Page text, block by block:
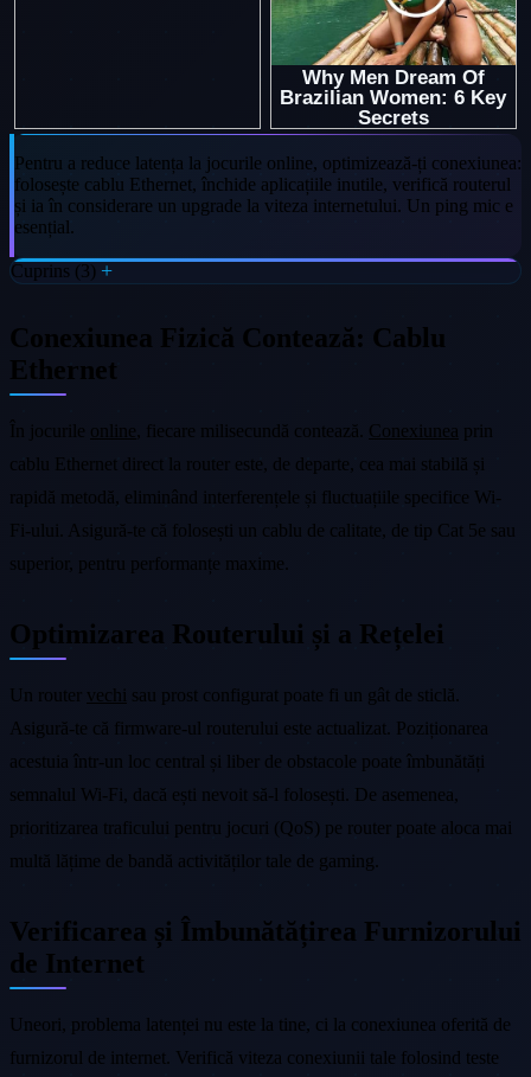
Pentru a reduce latența la jocurile online, optimizează-ți conexiunea:
folosește cablu Ethernet, închide aplicațiile inutile, verifică routerul
și ia în considerare un upgrade la viteza internetului. Un ping mic e
esențial.
Cuprins (3)
Conexiunea Fizică Contează: Cablu
Ethernet
În jocurile online , fiecare milisecundă contează. Conexiunea prin
cablu Ethernet direct la router este, de departe, cea mai stabilă și
rapidă metodă, eliminând interferențele și fluctuațiile specifice Wi-
Fi-ului. Asigură-te că folosești un cablu de calitate, de tip Cat 5e sau
superior, pentru performanțe maxime.
Optimizarea Routerului și a Rețelei
Un router vechi sau prost configurat poate fi un gât de sticlă.
Asigură-te că firmware-ul routerului este actualizat. Poziționarea
acestuia într-un loc central și liber de obstacole poate îmbunătăți
semnalul Wi-Fi, dacă ești nevoit să-l folosești. De asemenea,
prioritizarea traficului pentru jocuri (QoS) pe router poate aloca mai
multă lățime de bandă activităților tale de gaming.
Verificarea și Îmbunătățirea Furnizorului
de Internet
Uneori, problema latenței nu este la tine, ci la conexiunea oferită de
furnizorul de internet. Verifică viteza conexiunii tale folosind teste